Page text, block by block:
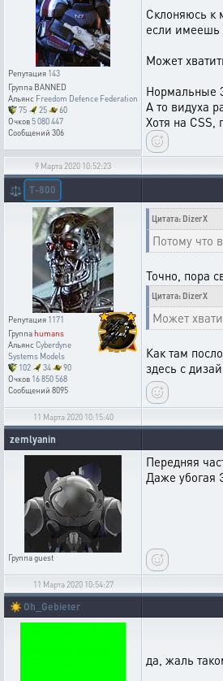
Репутация 143
Группа BANNED
Альянс Freedom Defence Federation
75
25
60
Очков 5 080 447
Сообщений 306
Склоняюсь к
если имеешь
Может
Нормальные
А то видуха
Хотя на CSS,
9 Марта 2020 10:52:23
⚖️ T-800
Репутация 1171
Группаhumans
АльянсCyberdyne
Systems Models
102
34
90
Очков 16 850 568
Сообщений 8095
Цитата: DizerX
Потому что
Точно, пора
Цитата: DizerX
Может
Как там
здесь с
11 Марта 2020 10:15:40
zemlyanin
Группаguest
Передняя
Даже убогая
11 Марта 2020 10:54:27
☀️ Oh_Gebieter
да, жаль